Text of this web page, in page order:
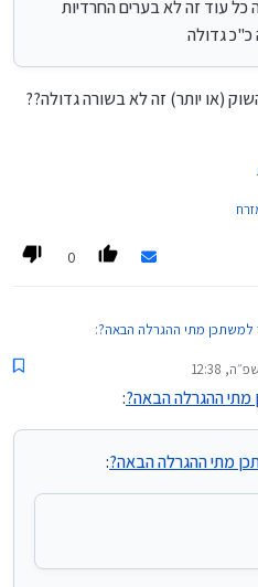
עוד זה לא בערים החרדיות
גדולה
(או יותר) זה לא בשורה גדולה??
0
למשתכן מתי ההגרלה הבאה?:
למשתכן מתי ההגרלה הבאה?
שלך
12:38
על ידי
מתי ההגרלה הבאה?:
מתי ההגרלה הבאה?: